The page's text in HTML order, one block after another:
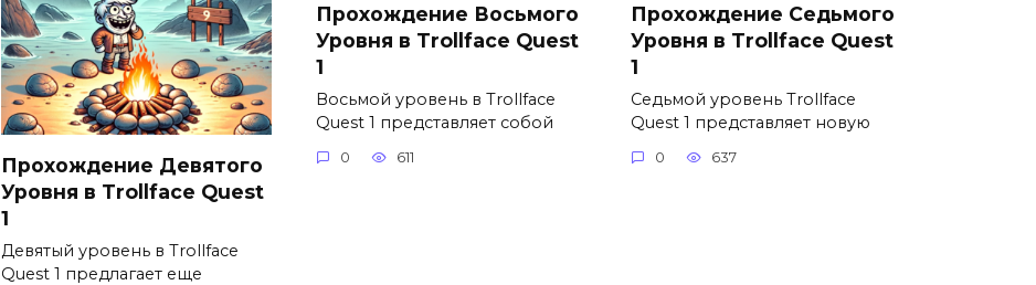
Прохождение Девятого
Уровня в Trollface Quest
1
Девятый уровень в Trollface
Quest 1 предлагает еще
Прохождение Восьмого
Уровня в Trollface Quest
1
Восьмой уровень в Trollface
Quest 1 представляет собой
0 611
Прохождение Седьмого
Уровня в Trollface Quest
1
Седьмой уровень Trollface
Quest 1 представляет новую
0 637